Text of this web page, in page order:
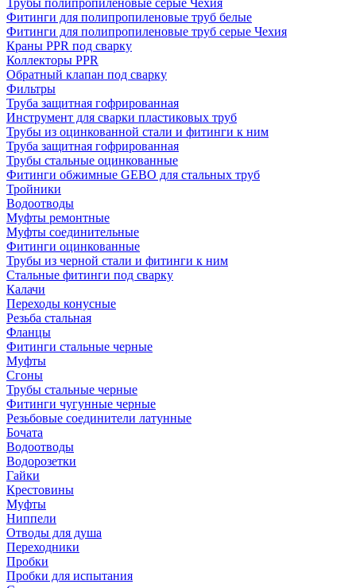
Фитинги для полипропиленовые труб белые
Фитинги для полипропиленовые труб серые Чехия
Краны PPR под сварку
Коллекторы PPR
Обратный клапан под сварку
Фильтры
Труба защитная гофрированная
Инструмент для сварки пластиковых труб
Трубы из оцинкованной стали и фитинги к ним
Труба защитная гофрированная
Трубы стальные оцинкованные
Фитинги обжимные GEBO для стальных труб
Тройники
Водоотводы
Муфты ремонтные
Муфты соединительные
Фитинги оцинкованные
Трубы из черной стали и фитинги к ним
Стальные фитинги под сварку
Калачи
Переходы конусные
Резьба стальная
Фланцы
Фитинги стальные черные
Муфты
Сгоны
Трубы стальные черные
Фитинги чугунные черные
Резьбовые соединители латунные
Бочата
Водоотводы
Водорозетки
Гайки
Крестовины
Муфты
Ниппели
Отводы для душа
Переходники
Пробки
Пробки для испытания